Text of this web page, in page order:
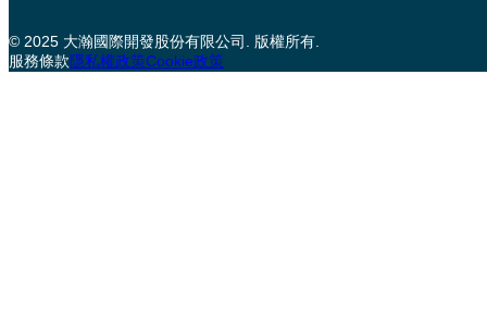
© 2025 大瀚國際開發股份有限公司. 版權所有.
服務條款隱私權政策Cookie政策